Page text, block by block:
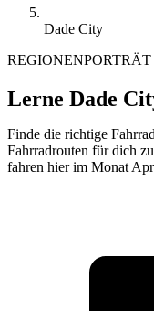
Dade City
REGIONENPORTRÄT
Lerne Dade
Finde die richtige
Fahrradrouten für dich
fahren hier im Monat